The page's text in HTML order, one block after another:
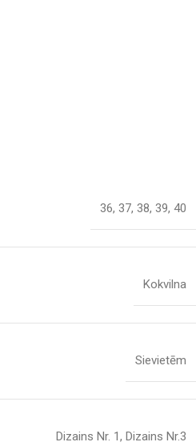
36, 37, 38, 39, 40
Kokvilna
Sievietēm
Dizains Nr. 1, Dizains Nr.3